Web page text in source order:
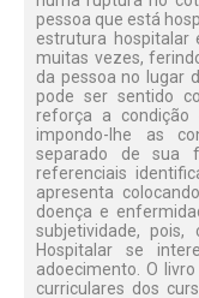
pessoa que está
estrutura hospitalar
muitas vezes,
da pessoa no lugar
pode ser sentido
reforça a condição
impondo-lhe as
separado de sua
referenciais
apresenta
doença e
subjetividade,
Hospitalar se
adoecimento. O
curriculares dos